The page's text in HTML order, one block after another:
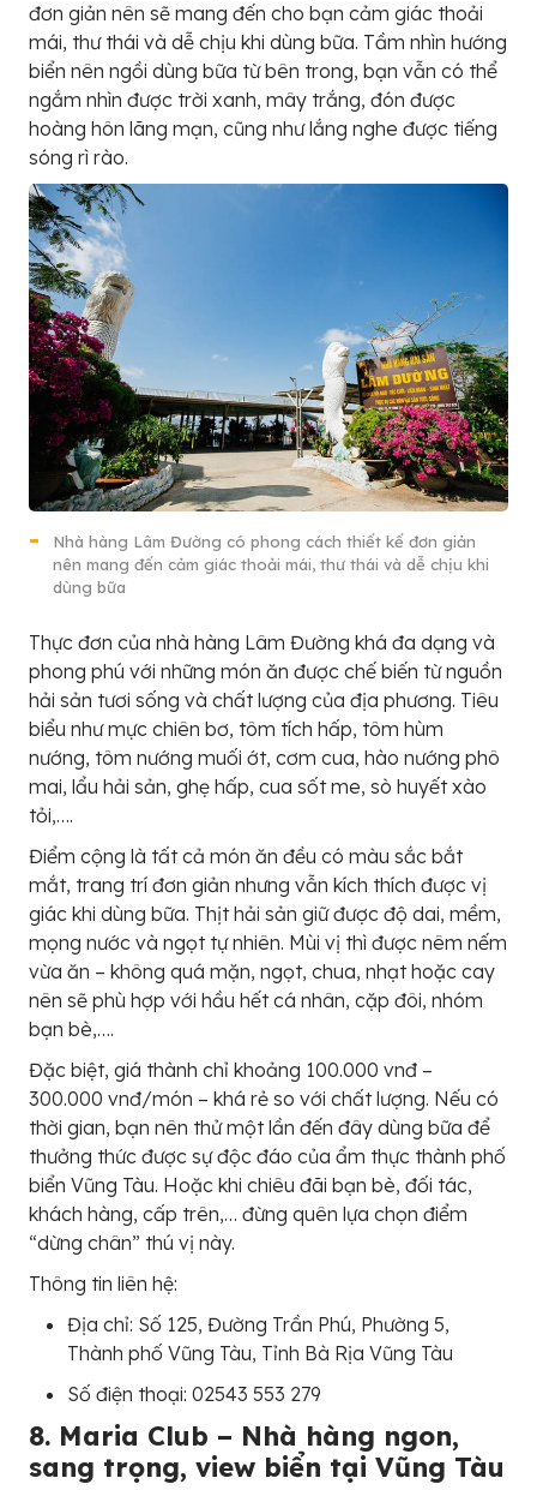
đơn giản nên sẽ mang đến cho bạn cảm giác thoải
mái, thư thái và dễ chịu khi dùng bữa. Tầm nhìn hướng
biển nên ngồi dùng bữa từ bên trong, bạn vẫn có thể
ngắm nhìn được trời xanh, mây trắng, đón được
hoàng hôn lãng mạn, cũng như lắng nghe được tiếng
sóng rì rào.
Nhà hàng Lâm Đường có phong cách thiết kế đơn giản
nên mang đến cảm giác thoải mái, thư thái và dễ chịu khi
dùng bữa
Thực đơn của nhà hàng Lâm Đường khá đa dạng và
phong phú với những món ăn được chế biến từ nguồn
hải sản tươi sống và chất lượng của địa phương. Tiêu
biểu như mực chiên bơ, tôm tích hấp, tôm hùm
nướng, tôm nướng muối ớt, cơm cua, hào nướng phô
mai, lẩu hải sản, ghẹ hấp, cua sốt me, sò huyết xào
tỏi,….
Điểm cộng là tất cả món ăn đều có màu sắc bắt
mắt, trang trí đơn giản nhưng vẫn kích thích được vị
giác khi dùng bữa. Thịt hải sản giữ được độ dai, mềm,
mọng nước và ngọt tự nhiên. Mùi vị thì được nêm nếm
vừa ăn – không quá mặn, ngọt, chua, nhạt hoặc cay
nên sẽ phù hợp với hầu hết cá nhân, cặp đôi, nhóm
bạn bè,….
Đặc biệt, giá thành chỉ khoảng 100.000 vnđ –
300.000 vnđ/món – khá rẻ so với chất lượng. Nếu có
thời gian, bạn nên thử một lần đến đây dùng bữa để
thưởng thức được sự độc đáo của ẩm thực thành phố
biển Vũng Tàu. Hoặc khi chiêu đãi bạn bè, đối tác,
khách hàng, cấp trên,… đừng quên lựa chọn điểm
“dừng chân” thú vị này.
Thông tin liên hệ:
Địa chỉ: Số 125, Đường Trần Phú, Phường 5,
Thành phố Vũng Tàu, Tỉnh Bà Rịa Vũng Tàu
Số điện thoại: 02543 553 279
8. Maria Club – Nhà hàng ngon,
sang trọng, view biển tại Vũng Tàu